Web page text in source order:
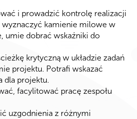
i prowadzić kontrolę realizacji
kamienie milowe w
umie dobrać wskaźniki do
krytyczną w układzie zadań
projektu. Potrafi wskazać
dla projektu.
facylitować pracę zespołu
uzgodnienia z różnymi